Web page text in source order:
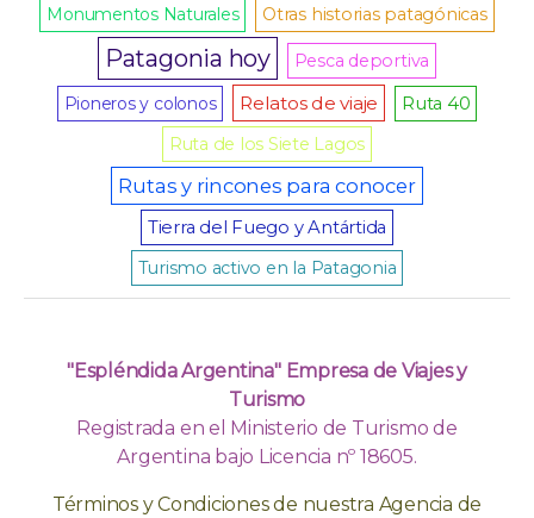
Monumentos Naturales Otras historias patagónicas
Patagonia hoy
Pesca deportiva
Pioneros y colonos
Relatos de viaje
Ruta 40
Ruta de los Siete Lagos
Rutas y rincones para conocer
Tierra del Fuego y Antártida
Turismo activo en la Patagonia
"Espléndida Argentina" Empresa de Viajes y
Turismo
Registrada en el Ministerio de Turismo de
Argentina bajo Licencia nº 18605.
Términos y Condiciones de nuestra Agencia de